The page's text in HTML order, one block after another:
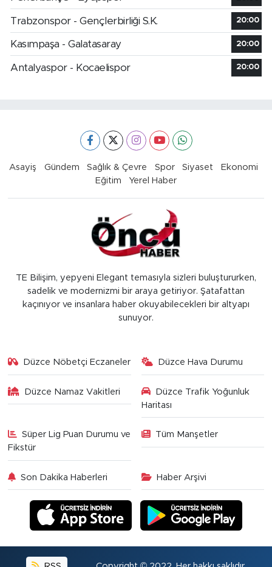
Trabzonspor - Gençlerbirliği S.K. 20:00
Kasımpaşa - Galatasaray 20:00
Antalyaspor - Kocaelispor 20:00
Asayiş Gündem Sağlık & Çevre Spor Siyaset
Ekonomi
Eğitim
Yerel Haber
TE Bilişim, yepyeni Elegant temasıyla sizleri buluştururken,
sadelik ve modernizmi bir araya getiriyor. Şatafattan
kaçınıyor ve insanlara haber okuyabilecekleri bir altyapı
sunuyor.
Düzce Nöbetçi Eczaneler Düzce Hava Durumu
Düzce Namaz Vakitleri
Düzce Trafik Yoğunluk
Haritası
Süper Lig Puan Durumu ve
Fikstür
Tüm Manşetler
Son Dakika Haberleri Haber Arşivi